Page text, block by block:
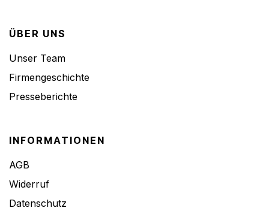
ÜBER UNS
Unser Team
Firmengeschichte
Presseberichte
INFORMATIONEN
AGB
Widerruf
Datenschutz